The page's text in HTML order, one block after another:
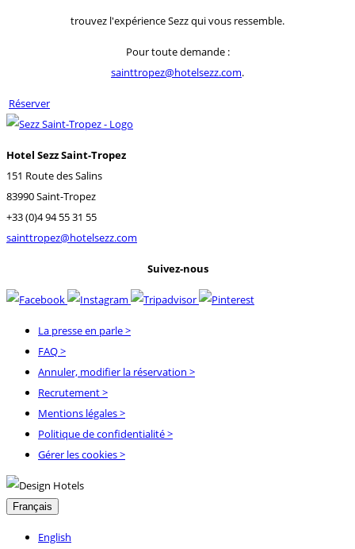
trouvez l'expérience Sezz qui vous ressemble.
Pour toute demande :
sainttropez@hotelsezz.com.
Réserver
Hotel Sezz Saint-Tropez
151 Route des Salins
83990 Saint-Tropez
+33 (0)4 94 55 31 55
sainttropez@hotelsezz.com
Suivez-nous
La presse en parle>
FAQ>
Annuler, modifier la réservation >
Recrutement>
Mentions légales>
Politique de confidentialité>
Gérer les cookies >
Français
English